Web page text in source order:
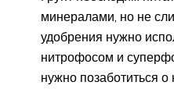
минералами, но не
удобрения нужно
нитрофосом и
нужно позаботиться